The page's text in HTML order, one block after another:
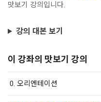
맛보기 강의입니다.
강의 대본 보기
이 강좌의 맛보기 강의
0. 오리엔테이션